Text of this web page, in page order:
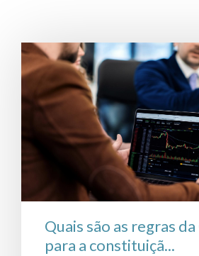
Quais são as regras
para a constituiçã...